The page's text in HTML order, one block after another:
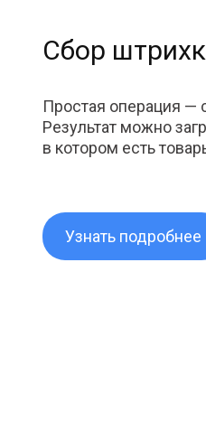
Сбор
Простая операция —
Результат можно
в котором есть
Узнать подробнее